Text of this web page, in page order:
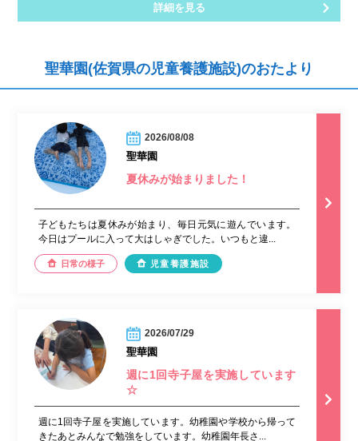
詳細を見る
聖華園(佐賀県の児童養護施設)のおたより
2026/08/08
聖華園
夏休みが始まりました！
子どもたちは夏休みが始まり、毎日元気に遊んでいます。
今日はプールに入って大はしゃぎでした。いつもと違...
日常の様子 児童養護施設
2026/07/29
聖華園
週に1回寺子屋を実施しています
☆
週に1回寺子屋を実施しています。幼稚園や学校から帰って
きたあとみんなで勉強をしています。幼稚園年長さ...